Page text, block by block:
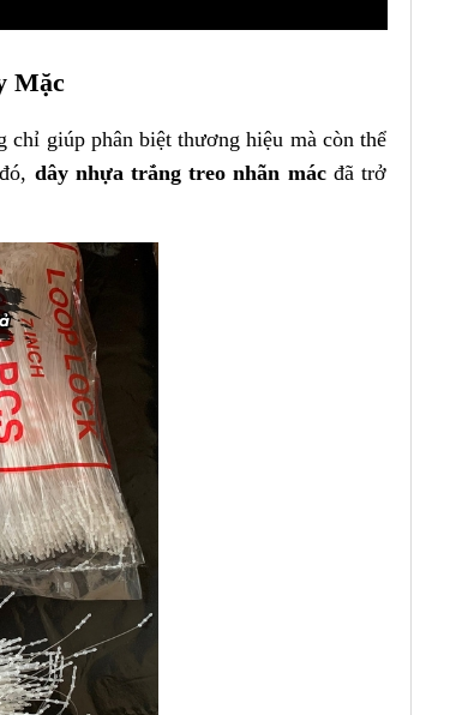
Mặc
chỉ giúp phân biệt thương hiệu mà còn thể
dây nhựa trắng treo nhãn mácđã trở